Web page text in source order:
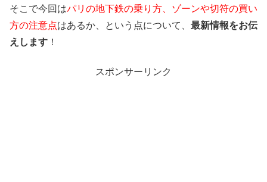
そこで今回はパリの地下鉄の乗り方、ゾーンや切符の買い
方の注意点はあるか、という点について、 最新情報をお伝
えします ！
スポンサーリンク